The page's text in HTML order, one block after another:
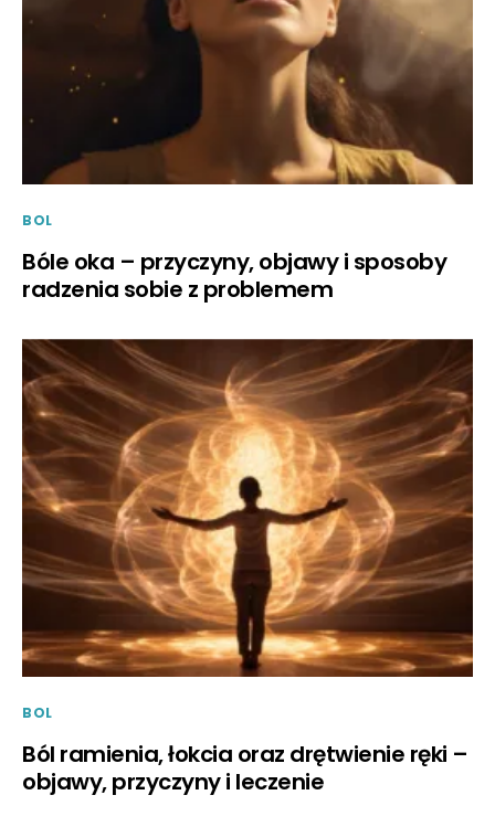
BOL
Bóle oka – przyczyny, objawy i sposoby
radzenia sobie z problemem
BOL
Ból ramienia, łokcia oraz drętwienie ręki –
objawy, przyczyny i leczenie